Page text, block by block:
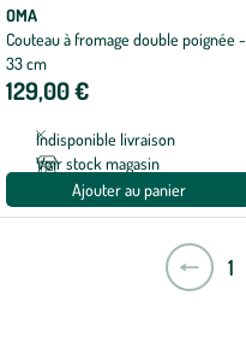
OMA
Couteau à fromage double poignée -
33 cm
129,00 €
Indisponible livraison
Voir stock magasin
Ajouter au panier
1